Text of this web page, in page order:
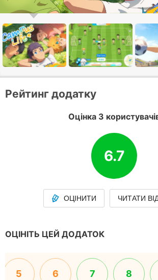
Рейтинг додатку
Оцінка 3
6.7
ОЦІНИТИ ЧИТАТИ
ОЦІНІТЬ ЦЕЙ ДОДАТОК
5 6 7 8